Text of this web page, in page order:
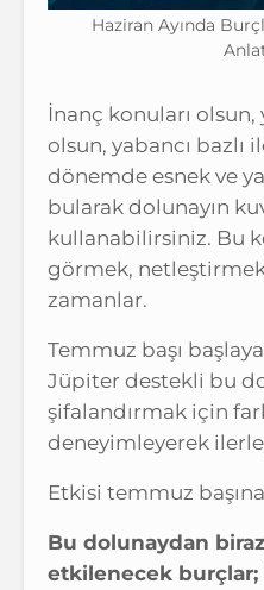
Haziran Ayında
İnanç konuları olsun,
olsun, yabancı
dönemde esnek ve
bularak dolunayın
kullanabilirsiniz. Bu
görmek, netleştirmek
zamanlar.
Temmuz başı
Jüpiter destekli bu
şifalandırmak için
deneyimleyerek
Etkisi temmuz
Bu dolunaydan
etkilenecek burçlar;